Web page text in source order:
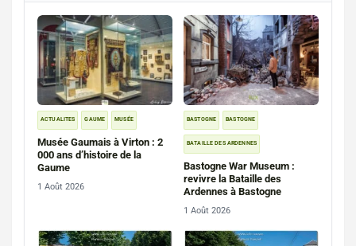
ACTUALITES GAUME MUSÉE
Musée Gaumais à Virton : 2
000 ans d’histoire de la
Gaume
1 Août 2026
BASTOGNE BASTOGNE
BATAILLE DES ARDENNES
Bastogne War Museum :
revivre la Bataille des
Ardennes à Bastogne
1 Août 2026